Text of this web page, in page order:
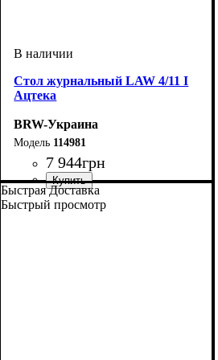
Стол журнальный LAW 4/11 I
Ацтека
BRW-Украина
114981
7 944грн
ширина, мм: 1100
высота, мм: 400
глубина, мм: 650
Быстрая Доставка
Быстрый просмотр